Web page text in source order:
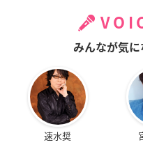
みんなが気
速水奨